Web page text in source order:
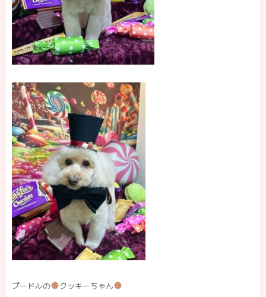
プードルの クッキーちゃん